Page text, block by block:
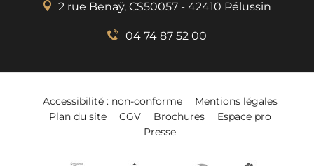
2 rue Benaÿ, CS50057 - 42410 Pélussin
04 74 87 52 00
Accessibilité : non-conforme
Mentions légales
Plan du site
CGV Brochures
Espace pro
Presse